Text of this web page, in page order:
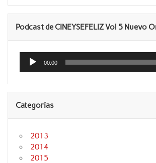
Podcast de CINEYSEFELIZ Vol 5 Nuevo
Reproductor
audio
00:00
Categorías
2013
2014
2015